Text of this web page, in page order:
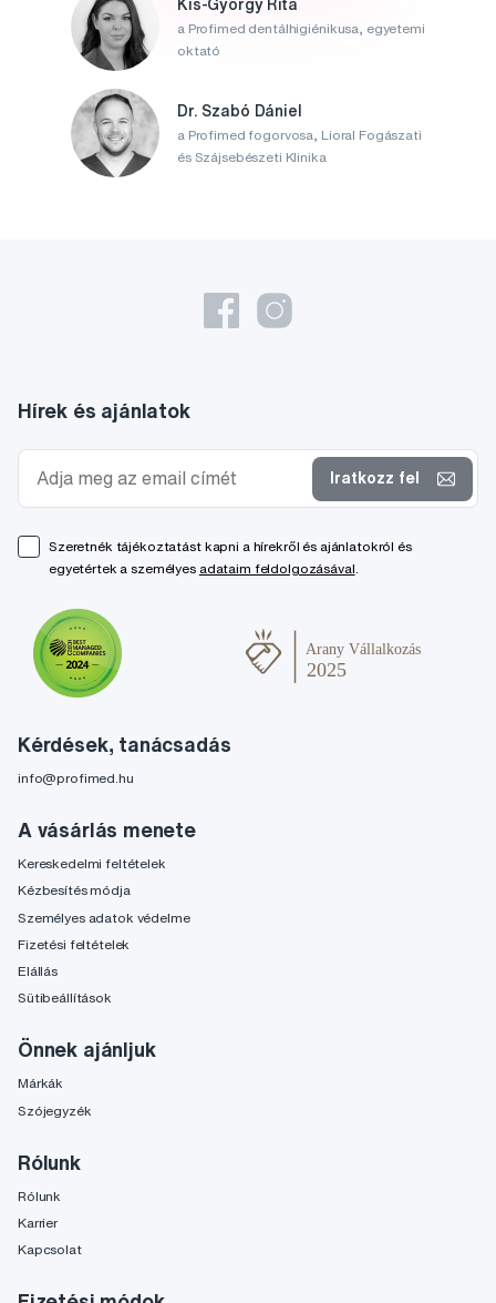
Kis-György Rita
a Profimed dentálhigiénikusa, egyetemi
oktató
Dr. Szabó Dániel
a Profimed fogorvosa, Lioral Fogászati
és Szájsebészeti Klinika
Kérdések, tanácsadás
info@profimed.hu
A vásárlás menete
Kereskedelmi feltételek
Kézbesítés módja
Személyes adatok védelme
Fizetési feltételek
Elállás
Sütibeállítások
Önnek ajánljuk
Márkák
Szójegyzék
Rólunk
Rólunk
Karrier
Kapcsolat
Hírek és ajánlatok
Iratkozz fel
Szeretnék tájékoztatást kapni a hírekről és ajánlatokról és
egyetértek a személyes adataim feldolgozásával